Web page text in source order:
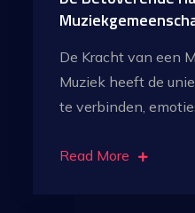
De Kracht van een
Muziek heeft de
te verbinden,
Read More